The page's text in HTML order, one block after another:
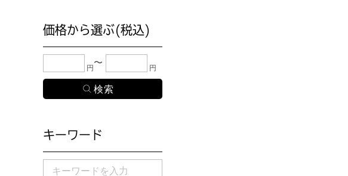
価格から選ぶ(税込)
下限金額・上限金額のどちらか１つまたは両方に、検索したい金額を
円 円
キーワード
検索したい商品のキーワードを入力してください。